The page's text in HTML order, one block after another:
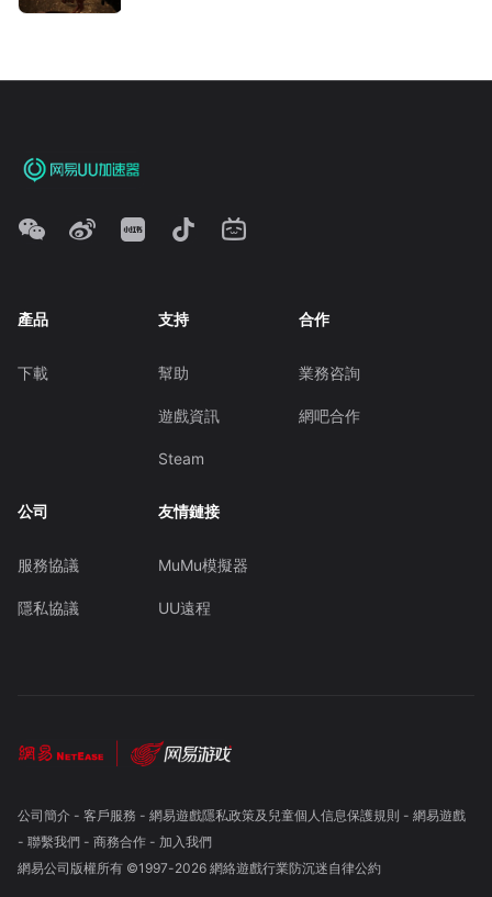
產品
下載
支持
幫助
遊戲資訊
Steam
合作
業務咨詢
網吧合作
公司
服務協議
隱私協議
友情鏈接
MuMu模擬器
UU遠程
公司簡介- 客戶服務 - 網易遊戲隱私政策及兒童個人信息保護規則 - 網易遊戲
- 聯繫我們- 商務合作- 加入我們
網易公司版權所有 ©1997-2026 網絡遊戲行業防沉迷自律公約